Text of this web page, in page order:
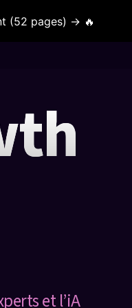
(52 pages) → 🔥
confiance
et l’iA